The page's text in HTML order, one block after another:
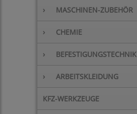
› MASCHINEN-ZUBEHÖR
› CHEMIE
› BEFESTIGUNGSTECHNIK
› ARBEITSKLEIDUNG
KFZ-WERKZEUGE